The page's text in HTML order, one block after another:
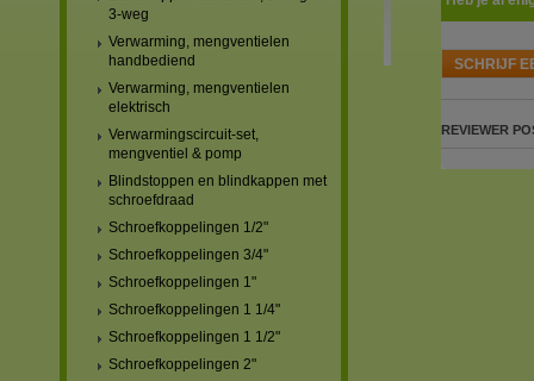
3-weg
Verwarming, mengventielen
handbediend
Verwarming, mengventielen
elektrisch
Verwarmingscircuit-set,
mengventiel & pomp
Blindstoppen en blindkappen met
schroefdraad
Schroefkoppelingen 1/2"
Schroefkoppelingen 3/4"
Schroefkoppelingen 1"
Schroefkoppelingen 1 1/4"
Schroefkoppelingen 1 1/2"
Schroefkoppelingen 2"
SCHRIJF
REVIEWER